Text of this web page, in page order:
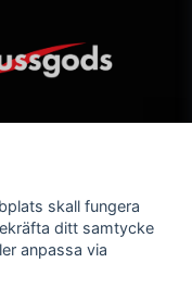
skall fungera
ditt samtycke
anpassa via